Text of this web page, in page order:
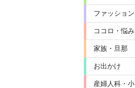
ファッショ
ココロ・悩み
家族・旦那
お出かけ
産婦人科・